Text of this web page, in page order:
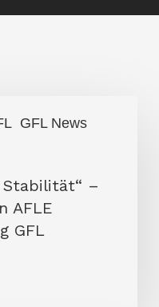
GFL News
–
AFLE
GFL